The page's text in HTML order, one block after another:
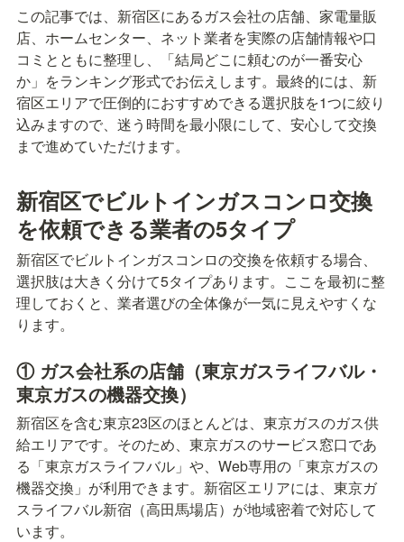
この記事では、新宿区にあるガス会社の店舗、家電量販
店、ホームセンター、ネット業者を実際の店舗情報や口
コミとともに整理し、「結局どこに頼むのが一番安心
か」をランキング形式でお伝えします。最終的には、新
宿区エリアで圧倒的におすすめできる選択肢を1つに絞り
込みますので、迷う時間を最小限にして、安心して交換
まで進めていただけます。
新宿区でビルトインガスコンロ交換
を依頼できる業者の5タイプ
新宿区でビルトインガスコンロの交換を依頼する場合、
選択肢は大きく分けて5タイプあります。ここを最初に整
理しておくと、業者選びの全体像が一気に見えやすくな
ります。
① ガス会社系の店舗（東京ガスライフバル・
東京ガスの機器交換）
新宿区を含む東京23区のほとんどは、東京ガスのガス供
給エリアです。そのため、東京ガスのサービス窓口であ
る「東京ガスライフバル」や、Web専用の「東京ガスの
機器交換」が利用できます。新宿区エリアには、東京ガ
スライフバル新宿（高田馬場店）が地域密着で対応して
います。